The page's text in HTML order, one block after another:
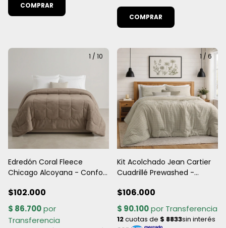
COMPRAR
COMPRAR
1 / 10
Edredón Coral Fleece
Chicago Alcoyana - Confort
$102.000
1 / 6
Kit Acolchado Jean Cartier
Cuadrillé Prewashed -
$106.000